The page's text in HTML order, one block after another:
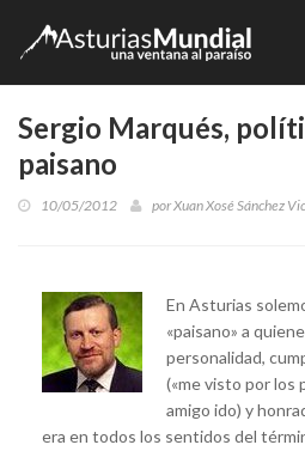
Sergio Marqués,
paisano
10/05/2012 porXuan Xosé Sánchez
En Asturias
«paisano» a
personalidad,
(«me visto por los
amigo ido) y
era en todos los sentidos del